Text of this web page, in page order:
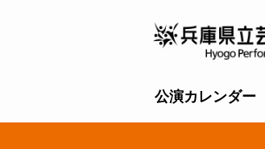
公演カレンダー